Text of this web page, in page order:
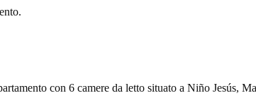
con 6 camere da letto situato a Niño Jesús,